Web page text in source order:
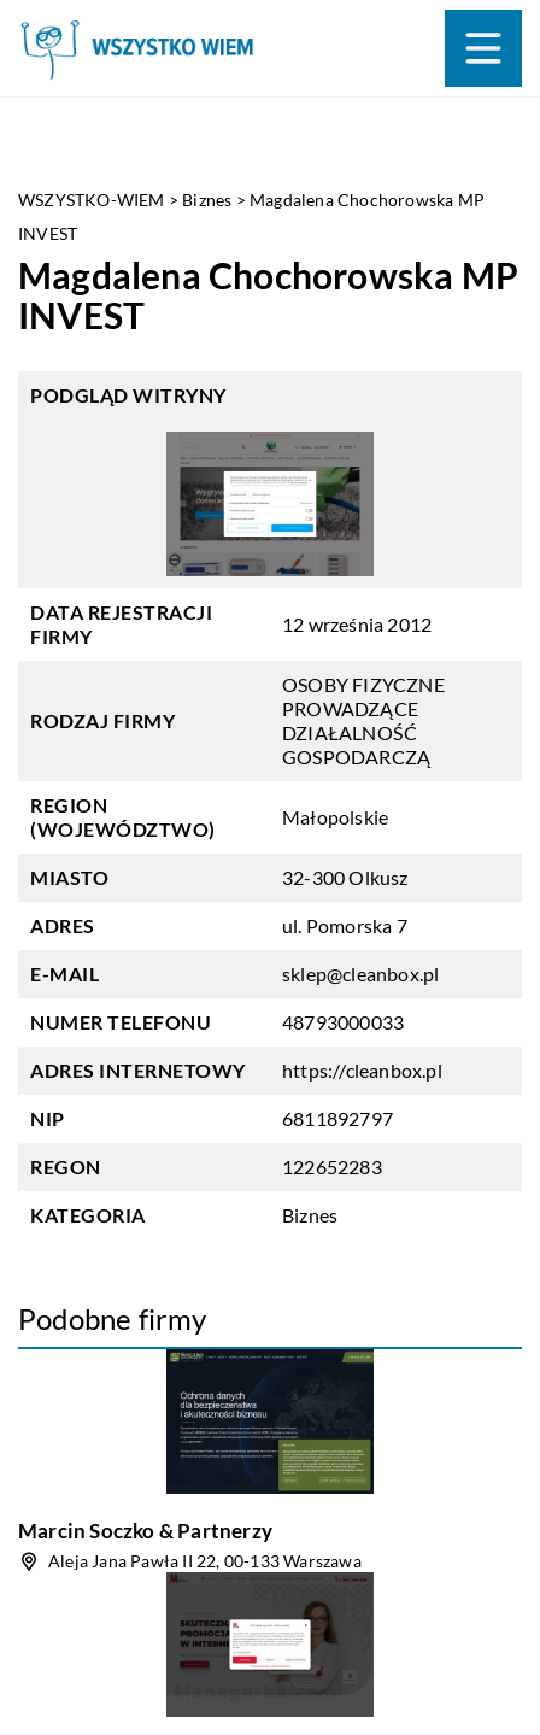
WSZYSTKO-WIEM > Biznes > Magdalena Chochorowska MP
INVEST
Magdalena Chochorowska MP
INVEST
PODGLĄD WITRYNY
DATA REJESTRACJI
FIRMY
12 września 2012
RODZAJ FIRMY
OSOBY FIZYCZNE
PROWADZĄCE
DZIAŁALNOŚĆ
GOSPODARCZĄ
REGION
(WOJEWÓDZTWO)
Małopolskie
MIASTO 32-300 Olkusz
ADRES ul. Pomorska 7
E-MAIL sklep@cleanbox.pl
NUMER TELEFONU 48793000033
ADRES INTERNETOWY https://cleanbox.pl
NIP 6811892797
REGON 122652283
KATEGORIA Biznes
Podobne firmy
Marcin Soczko & Partnerzy
Aleja Jana Pawła II 22, 00-133 Warszawa